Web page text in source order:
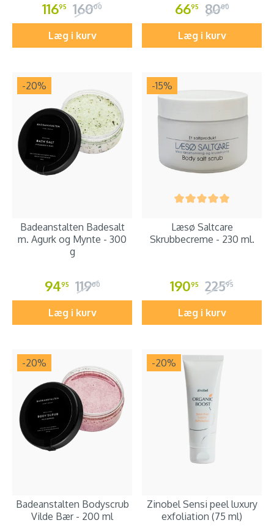
11695 16000
Læg i kurv
6695 8000
Læg i kurv
-20%
Badeanstalten Badesalt
m. Agurk og Mynte - 300
g
9495 11900
Læg i kurv
-15%
Læsø Saltcare
Skrubbecreme - 230 ml.
19095 22595
Læg i kurv
-20%
Badeanstalten Bodyscrub
Vilde Bær - 200 ml
-20%
Zinobel Sensi peel luxury
exfoliation (75 ml)